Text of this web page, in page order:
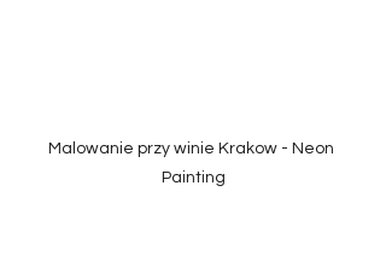
Malowanie przy winie Krakow - Neon
Painting